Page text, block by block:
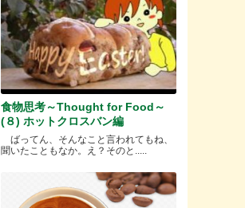
食物思考～Thought for Food～
(８) ホットクロスバン編
ばってん、そんなこと言われてもね、
聞いたこともなか。え？そのと.....